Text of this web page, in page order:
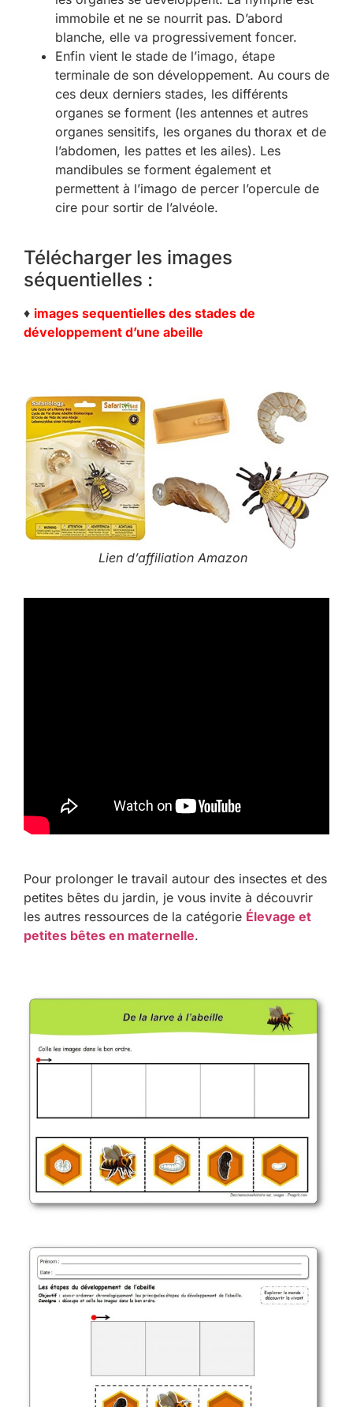
immobile et ne se nourrit pas. D’abord
blanche, elle va progressivement foncer.
Enfin vient le stade de l’imago, étape
terminale de son développement. Au cours de
ces deux derniers stades, les différents
organes se forment (les antennes et autres
organes sensitifs, les organes du thorax et de
l’abdomen, les pattes et les ailes). Les
mandibules se forment également et
permettent à l’imago de percer l’opercule de
cire pour sortir de l’alvéole.
Télécharger les images
séquentielles :
♦ images sequentielles des stades de
développement d’une abeille
Lien d’affiliation Amazon
Pour prolonger le travail autour des insectes et des
petites bêtes du jardin, je vous invite à découvrir
les autres ressources de la catégorie Élevage et
petites bêtes en maternelle.